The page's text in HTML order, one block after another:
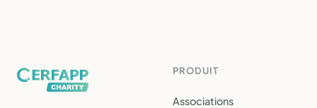
PRODUIT
Associations